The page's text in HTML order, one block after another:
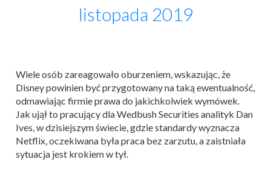
listopada 2019
Wiele osób zareagowało oburzeniem, wskazując, że
Disney powinien być przygotowany na taką ewentualność,
odmawiając firmie prawa do jakichkolwiek wymówek.
Jak ujął to pracujący dla Wedbush Securities analityk Dan
Ives, w dzisiejszym świecie, gdzie standardy wyznacza
Netflix, oczekiwana była praca bez zarzutu, a zaistniała
sytuacja jest krokiem w tył.